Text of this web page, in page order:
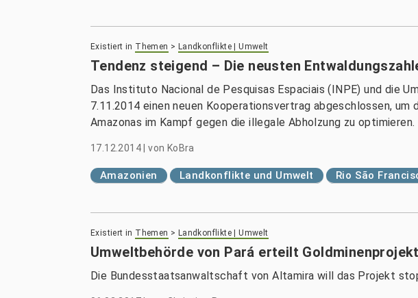
Existiert in Themen > Landkonflikte | Umwelt
Tendenz steigend – Die neusten
Das Instituto Nacional de Pesquisas Espaciais (INPE) und die
7.11.2014 einen neuen Kooperationsvertrag abgeschlossen,
Amazonas im Kampf gegen die illegale Abholzung zu optimieren.
17.12.2014 |von KoBra
Amazonien Landkonflikte und Umwelt Rio São
Existiert in Themen > Landkonflikte | Umwelt
Umweltbehörde von Pará erteilt
Die Bundesstaatsanwaltschaft von Altamira will das Projekt